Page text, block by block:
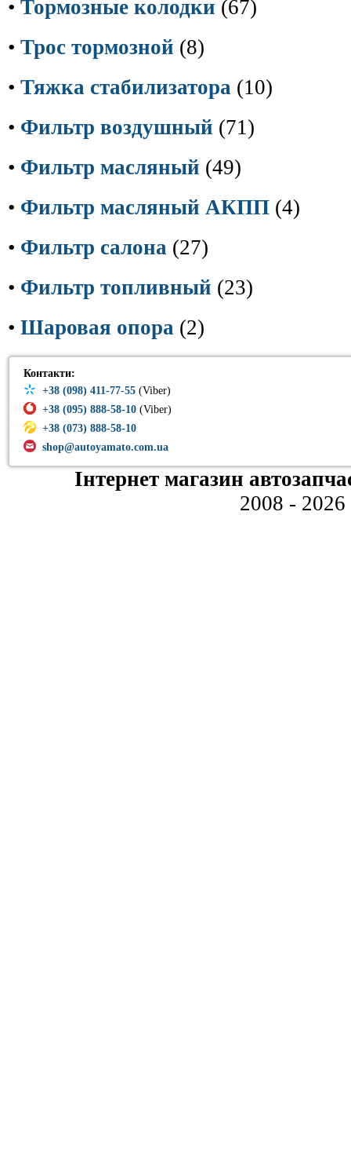
• Тормозные колодки (67)
• Трос тормозной (8)
• Тяжка стабилизатора (10)
• Фильтр воздушный (71)
• Фильтр масляный (49)
• Фильтр масляный АКПП (4)
• Фильтр салона (27)
• Фильтр топливный (23)
• Шаровая опора (2)
Контакти:
+38 (098) 411-77-55 (Viber)
+38 (095) 888-58-10 (Viber)
+38 (073) 888-58-10
shop@autoyamato.com.ua
Інтернет магазин
2008 - 2026